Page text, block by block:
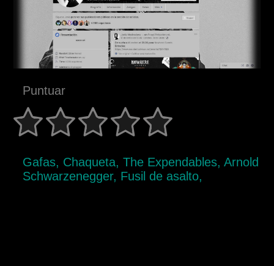
Puntuar
Gafas, Chaqueta, The Expendables, Arnold
Schwarzenegger, Fusil de asalto,